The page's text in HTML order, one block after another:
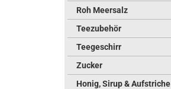
Roh Meersalz
Teezubehör
Teegeschirr
Zucker
Honig, Sirup & Aufstriche